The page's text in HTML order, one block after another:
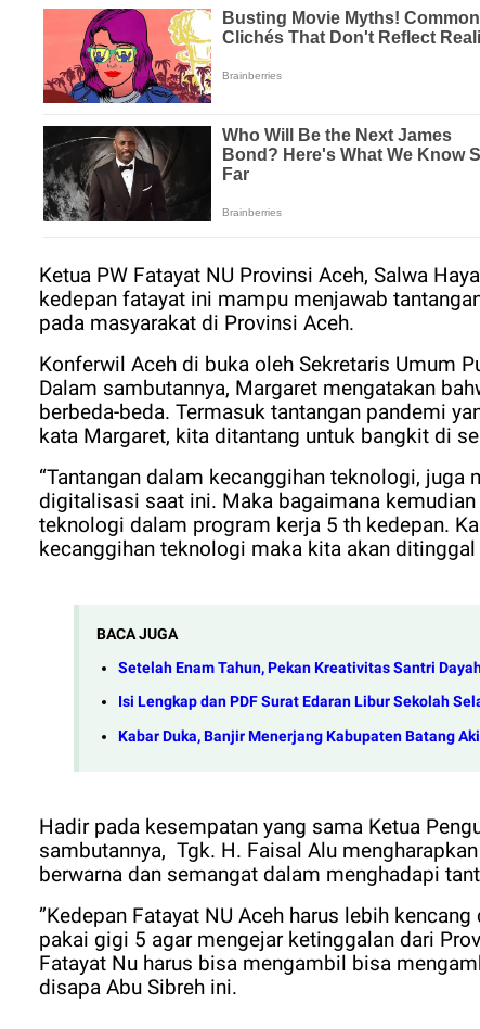
Ketua PW Fatayat NU Provinsi Aceh, Salwa
kedepan fatayat ini mampu menjawab
pada masyarakat di Provinsi Aceh.
Konferwil Aceh di buka oleh Sekretaris Umum
Dalam sambutannya, Margaret mengatakan
berbeda-beda. Termasuk tantangan pandemi
kata Margaret, kita ditantang untuk bangkit di
“Tantangan dalam kecanggihan teknologi,
digitalisasi saat ini. Maka bagaimana
teknologi dalam program kerja 5 th kedepan.
kecanggihan teknologi maka kita akan ditinggal
BACA JUGA
Setelah Enam Tahun, Pekan Kreativitas Santri
Isi Lengkap dan PDF Surat Edaran Libur Sekolah
Kabar Duka, Banjir Menerjang Kabupaten Batang
Hadir pada kesempatan yang sama Ketua
sambutannya, Tgk. H. Faisal Alu
berwarna dan semangat dalam menghadapi
”Kedepan Fatayat NU Aceh harus lebih
pakai gigi 5 agar mengejar ketinggalan dari
Fatayat Nu harus bisa mengambil bisa
disapa Abu Sibreh ini.